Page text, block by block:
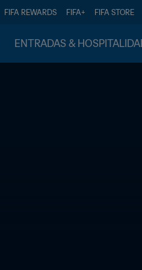
FIFA REWARDS FIFA+ FIFA STORE
ENTRADAS &